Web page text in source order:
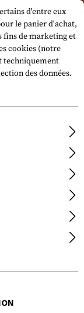
raison d'un jour
M16-
d'entre eux
le panier d'achat,
fins de marketing et
cookies (notre
techniquement
des données.